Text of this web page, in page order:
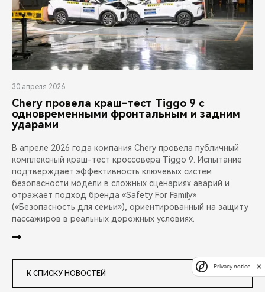
30 апреля 2026
Chery провела краш-тест Tiggo 9 с
одновременными фронтальным и задним
ударами
В апреле 2026 года компания Chery провела публичный
комплексный краш-тест кроссовера Tiggo 9. Испытание
подтверждает эффективность ключевых систем
безопасности модели в сложных сценариях аварий и
отражает подход бренда «Safety For Family»
(«Безопасность для семьи»), ориентированный на защиту
пассажиров в реальных дорожных условиях.
К СПИСКУ НОВОСТЕЙ
Privacy notice